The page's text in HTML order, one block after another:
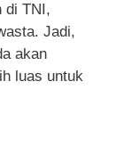
di TNI,
Jadi,
akan
luas untuk